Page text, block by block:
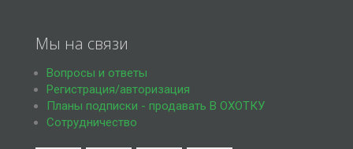
Мы на связи
Вопросы и ответы
Регистрация/авторизация
Планы подписки - продавать В ОХОТКУ
Сотрудничество